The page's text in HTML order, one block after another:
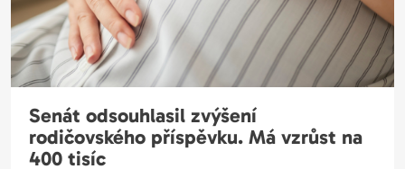
Senát odsouhlasil zvýšení
rodičovského příspěvku. Má vzrůst na
400 tisíc